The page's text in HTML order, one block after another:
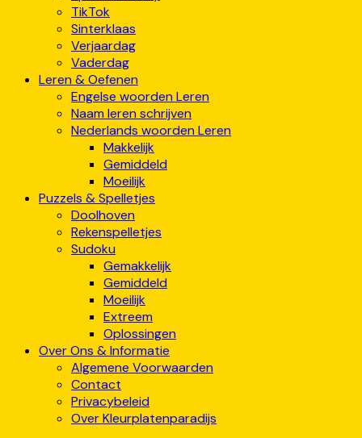
TikTok
Sinterklaas
Verjaardag
Vaderdag
Leren & Oefenen
Engelse woorden Leren
Naam leren schrijven
Nederlands woorden Leren
Makkelijk
Gemiddeld
Moeilijk
Puzzels & Spelletjes
Doolhoven
Rekenspelletjes
Sudoku
Gemakkelijk
Gemiddeld
Moeilijk
Extreem
Oplossingen
Over Ons & Informatie
Algemene Voorwaarden
Contact
Privacybeleid
Over Kleurplatenparadijs